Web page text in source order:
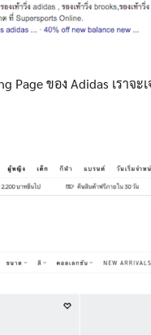
Page ของ Adidas เราจ